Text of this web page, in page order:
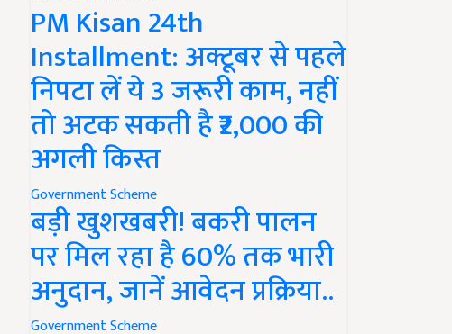
PM Kisan 24th
Installment: अक्टूबर से पहले
निपटा लें ये 3 जरूरी काम, नहीं
तो अटक सकती है ₹2,000 की
अगली किस्त
Government Scheme
बड़ी खुशखबरी! बकरी पालन
पर मिल रहा है 60% तक भारी
अनुदान, जानें आवेदन प्रक्रिया..
Government Scheme